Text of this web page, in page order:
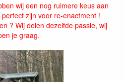
wij een nog ruimere keus aan
zijn voor re-enactment !
? Wij delen dezelfde passie, wij
je graag.